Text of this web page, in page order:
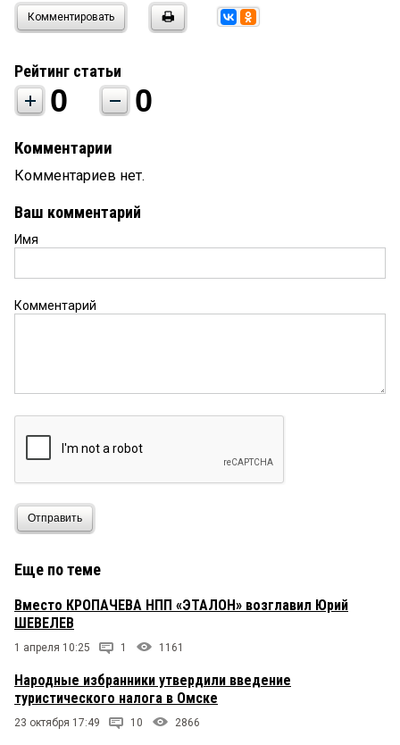
Комментировать
Рейтинг статьи
0 0
Комментарии
Комментариев нет.
Ваш комментарий
Имя
Комментарий
Отправить
Еще по теме
Вместо КРОПАЧЕВА НПП «ЭТАЛОН» возглавил Юрий
ШЕВЕЛЕВ
1 апреля 10:25 1 1161
Народные избранники утвердили введение
туристического налога в Омске
23 октября 17:49 10 2866